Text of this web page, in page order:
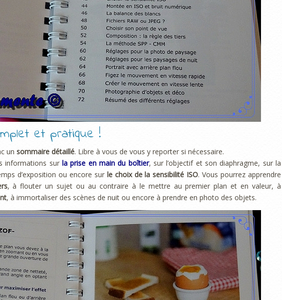
et pratique !
un sommaire détaillé. Libre à vous de vous y reporter si nécessaire.
informations sur la prise en main du boîtier, sur l’objectif et son diaphragme, sur la
d’exposition ou encore sur le choix de la sensibilité ISO. Vous pourrez apprendre
, à flouter un sujet ou au contraire à le mettre au premier plan et en valeur, à
, à immortaliser des scènes de nuit ou encore à prendre en photo des objets.